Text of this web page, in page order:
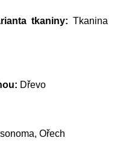
tkaniny: Tkanina
Dřevo
Ořech